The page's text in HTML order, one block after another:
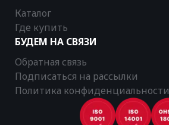
Каталог
Где купить
БУДЕМ НА СВЯЗИ
Обратная связь
Подписаться на рассылки
Политика конфиденциальности